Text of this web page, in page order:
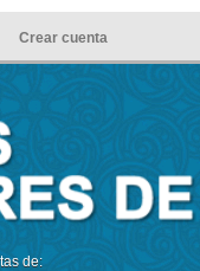
Crear cuenta
de: